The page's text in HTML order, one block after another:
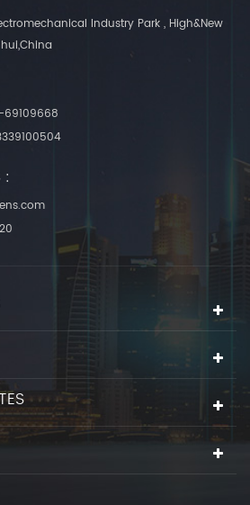
Industry Park , High&New
: